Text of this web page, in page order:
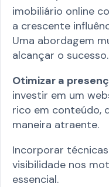
imobiliário online
a crescente
Uma abordagem
alcançar o sucesso.
Otimizar a
investir em um
rico em conteúdo,
maneira atraente.
Incorporar
visibilidade nos
essencial.